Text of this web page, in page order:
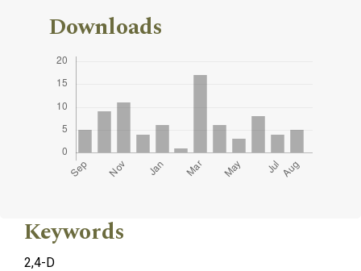
Downloads
Keywords
2,4-D